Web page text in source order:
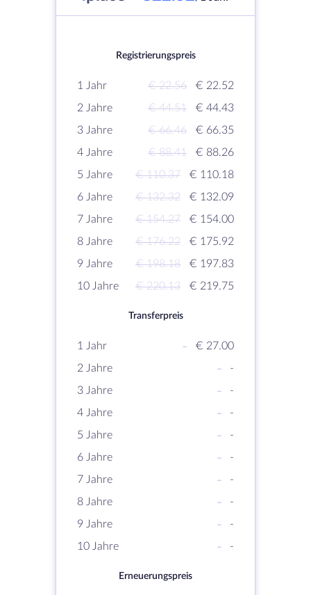
Registrierungspreis
1 Jahr € 22.56
€ 22.52
2 Jahre
€ 44.51
€ 44.43
3 Jahre
€ 66.46
€ 66.35
4 Jahre
€ 88.41
€ 88.26
5 Jahre
€ 110.37
€ 110.18
6 Jahre
€ 132.32
€ 132.09
7 Jahre
€ 154.27
€ 154.00
8 Jahre
€ 176.22
€ 175.92
9 Jahre
€ 198.18
€ 197.83
10 Jahre
€ 220.13 € 219.75
Transferpreis
1 Jahr -
€ 27.00
2 Jahre
-
-
3 Jahre
-
-
4 Jahre
-
-
5 Jahre
-
-
6 Jahre
-
-
7 Jahre
-
-
8 Jahre
-
-
9 Jahre
-
-
10 Jahre
- -
Erneuerungspreis